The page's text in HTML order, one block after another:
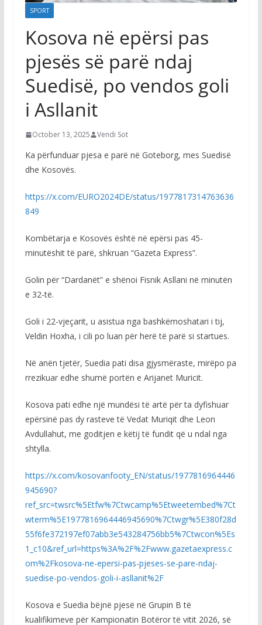
SPORT
Kosova në epërsi pas
pjesës së parë ndaj
Suedisë, po vendos goli
i Asllanit
October 13, 2025 Vendi Sot
Ka përfunduar pjesa e parë në Goteborg, mes Suedisë
dhe Kosovës.
https://x.com/EURO2024DE/status/1977817314763636
849
Kombëtarja e Kosovës është në epërsi pas 45-
minutëshit të parë, shkruan “Gazeta Express”.
Golin për “Dardanët” e shënoi Fisnik Asllani në minutën
e 32-të.
Goli i 22-vjeçarit, u asistua nga bashkëmoshatari i tij,
Veldin Hoxha, i cili po luan për herë të parë si startues.
Në anën tjetër, Suedia pati disa gjysmëraste, mirëpo pa
rrezikuar edhe shumë portën e Arijanet Muricit.
Kosova pati edhe një mundësi të artë për ta dyfishuar
epërsinë pas dy rasteve të Vedat Muriqit dhe Leon
Avdullahut, me goditjen e këtij të fundit që u ndal nga
shtylla.
https://x.com/kosovanfooty_EN/status/1977816964446
945690?
ref_src=twsrc%5Etfw%7Ctwcamp%5Etweetembed%7Ct
wterm%5E1977816964446945690%7Ctwgr%5E380f28d
55f6fe372197ef07abb3e543284756bb5%7Ctwcon%5Es
1_c10&ref_url=https%3A%2F%2Fwww.gazetaexpress.c
om%2Fkosova-ne-epersi-pas-pjeses-se-pare-ndaj-
suedise-po-vendos-goli-i-asllanit%2F
Kosova e Suedia bëjnë pjesë në Grupin B të
kualifikimeve për Kampionatin Botëror të vitit 2026, së